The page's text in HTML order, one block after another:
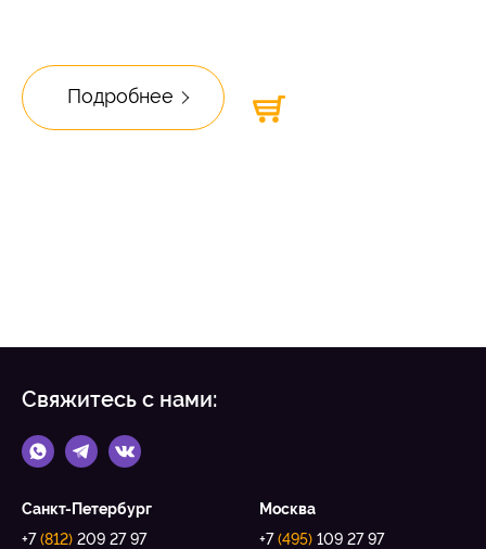
Подробнее
Свяжитесь с нами:
Санкт-Петербург
+7(812) 209 27 97
Москва
+7(495) 109 27 97